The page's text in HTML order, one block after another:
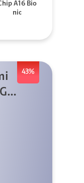
A16 Bio
nic
43%